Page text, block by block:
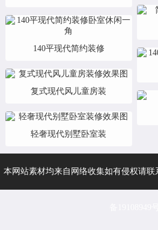
140平现代简约装修
复式现代风儿童房装
轻奢现代别墅卧室装
本网站素材均来自网络收集如有侵权请